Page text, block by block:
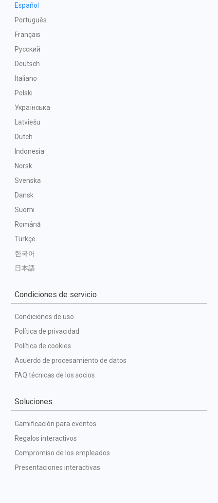
Español
Português
Français
Русский
Deutsch
Italiano
Polski
Українська
Latviešu
Dutch
Indonesia
Norsk
Svenska
Dansk
Suomi
Română
Türkçe
한국어
日本語
Condiciones de servicio
Condiciones de uso
Política de privacidad
Política de cookies
Acuerdo de procesamiento de datos
FAQ técnicas de los socios
Soluciones
Gamificación para eventos
Regalos interactivos
Compromiso de los empleados
Presentaciones interactivas